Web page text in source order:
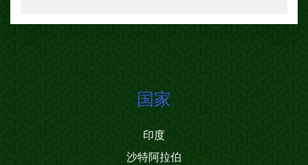
国家
印度
沙特阿拉伯